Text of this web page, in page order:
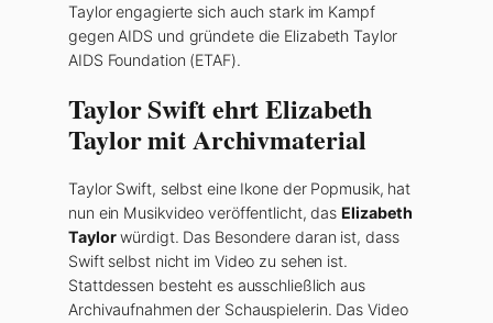
Taylor engagierte sich auch stark im Kampf
gegen AIDS und gründete die Elizabeth Taylor
AIDS Foundation (ETAF).
Taylor Swift ehrt Elizabeth
Taylor mit Archivmaterial
Taylor Swift, selbst eine Ikone der Popmusik, hat
nun ein Musikvideo veröffentlicht, dasElizabeth
Taylorwürdigt. Das Besondere daran ist, dass
Swift selbst nicht im Video zu sehen ist.
Stattdessen besteht es ausschließlich aus
Archivaufnahmen der Schauspielerin. Das Video